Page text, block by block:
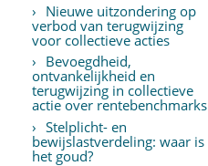
Nieuwe uitzondering op
verbod van terugwijzing
voor collectieve acties
Bevoegdheid,
ontvankelijkheid en
terugwijzing in collectieve
actie over rentebenchmarks
Stelplicht- en
bewijslastverdeling: waar is
het goud?